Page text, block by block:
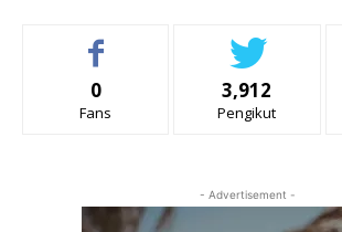
0
Fans
3,912
Pengikut
- Advertisement -